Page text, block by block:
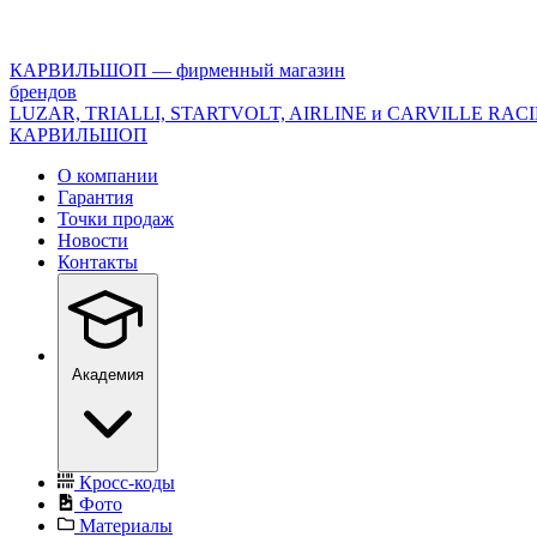
version="1.0"
encoding="utf-
8"?
>
КАРВИЛЬШОП — фирменный магазин
брендов
LUZAR, TRIALLI, STARTVOLT, AIRLINE и CARVILLE
КАРВИЛЬШОП
О компании
Гарантия
Точки продаж
Новости
Контакты
Академия
Кросс-коды
Фото
Материалы